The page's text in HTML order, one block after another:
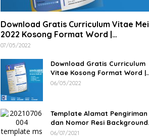
Download Gratis Curriculum Vitae Mei
2022 Kosong Format Word |
Download Gratis Template CV
07/05/2022
Download Gratis Curriculum
Vitae Kosong Format Word |
Download Gratis Template CV
06/05/2022
Template Alamat Pengiriman
dan Nomor Resi Background
Pink dan Bunga Siap Edit
06/07/2021